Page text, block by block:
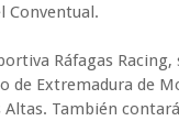
Conventual.
Ráfagas
de Extremadura de
También